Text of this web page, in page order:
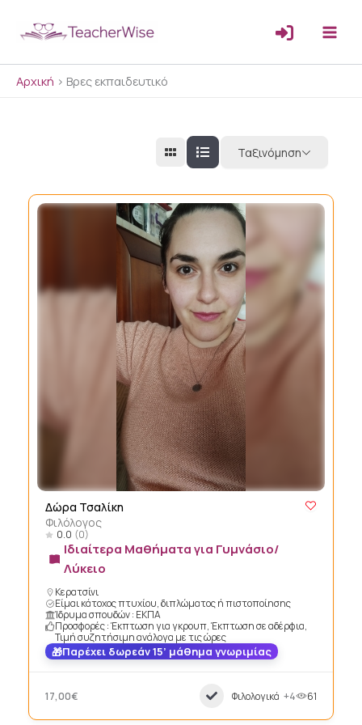
Αρχική > Βρες εκπαιδευτικό
Ταξινόμηση
Δώρα Τσαλίκη
Φιλόλογος
0.0 (0)
Ιδιαίτερα Μαθήματα για Γυμνάσιο/
Λύκειο
Κερατσίνι
Είμαι κάτοχος πτυχίου, διπλώματος ή πιστοποίησης
Ίδρυμα σπουδών : ΕΚΠΑ
Προσφορές : Έκπτωση για γκρουπ, Έκπτωση σε αδέρφια,
Τιμή συζητήσιμη ανάλογα με τις ώρες
Παρέχει δωρεάν 15’ μάθημα γνωριμίας
17,00€ Φιλολογικά +4 61